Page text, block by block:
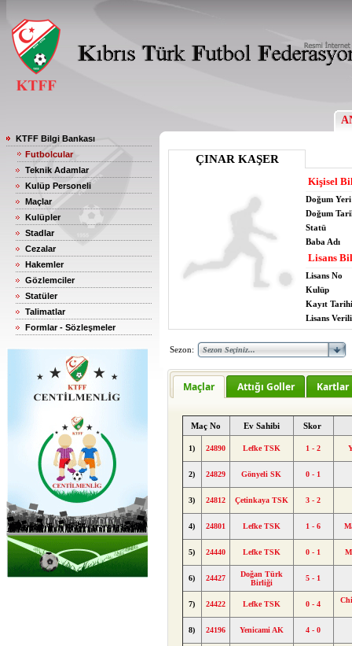
KTFF Bilgi Bankası
Futbolcular
Teknik Adamlar
Kulüp Personeli
Maçlar
Kulüpler
Stadlar
Cezalar
Hakemler
Gözlemciler
Statüler
Talimatlar
Formlar - Sözleşmeler
ÇINAR KAŞER
Kişisel
Doğum Yeri
Doğum
Statü
Baba Adı
Lisans
Lisans No
Kulüp
Kayıt Tarihi
Lisans
Sezon:
Maçlar Attığı Goller Kartlar
Maç No Ev Sahibi Skor
1) 24890 Lefke TSK 1 - 2
2) 24829 Gönyeli SK 0 - 1
3) 24812 Çetinkaya TSK 3 - 2
4) 24801 Lefke TSK 1 - 6
5) 24440 Lefke TSK 0 - 1
6) 24427
Doğan Türk
Birliği
5 - 1
7) 24422 Lefke TSK 0 - 4
8) 24196 Yenicami AK 4 - 0